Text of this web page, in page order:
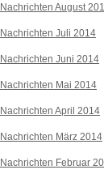
Nachrichten August
Nachrichten Juli 2014
Nachrichten Juni 2014
Nachrichten Mai 2014
Nachrichten April 2014
Nachrichten März 2014
Nachrichten Februar